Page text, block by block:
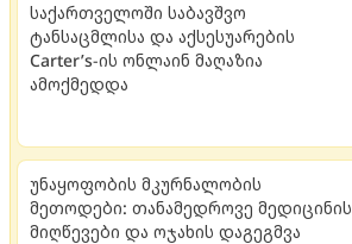
საქართველოში საბავშვო
ტანსაცმლისა და აქსესუარების
Carter’s-ის ონლაინ მაღაზია
ამოქმედდა
უნაყოფობის მკურნალობის
მეთოდები: თანამედროვე მედიცინის
მიღწევები და ოჯახის დაგეგმვა